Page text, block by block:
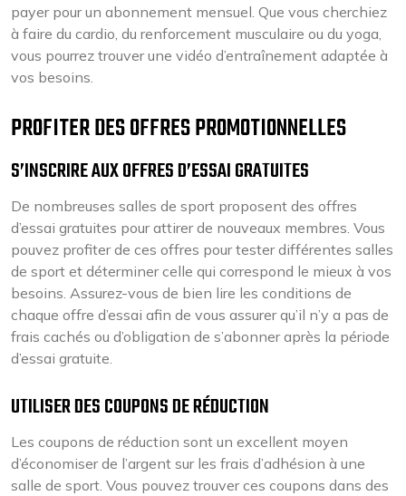
payer pour un abonnement mensuel. Que vous cherchiez
à faire du cardio, du renforcement musculaire ou du yoga,
vous pourrez trouver une vidéo d’entraînement adaptée à
vos besoins.
PROFITER DES OFFRES PROMOTIONNELLES
S’INSCRIRE AUX OFFRES D’ESSAI GRATUITES
De nombreuses salles de sport proposent des offres
d’essai gratuites pour attirer de nouveaux membres. Vous
pouvez profiter de ces offres pour tester différentes salles
de sport et déterminer celle qui correspond le mieux à vos
besoins. Assurez-vous de bien lire les conditions de
chaque offre d’essai afin de vous assurer qu’il n’y a pas de
frais cachés ou d’obligation de s’abonner après la période
d’essai gratuite.
UTILISER DES COUPONS DE RÉDUCTION
Les coupons de réduction sont un excellent moyen
d’économiser de l’argent sur les frais d’adhésion à une
salle de sport. Vous pouvez trouver ces coupons dans des